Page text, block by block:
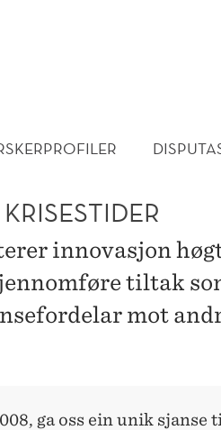
innovasjon
tiltak
mot
ga oss ein unik sjanse